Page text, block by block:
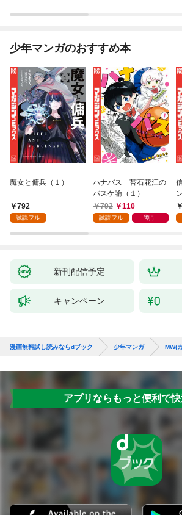
少年マンガのおすすめ本
魔女と傭兵（１）
792
試読フル
ハナバス 苔石花江の
バスケ論（１）
792
110
試読フル 割引
新刊配信予定
キャンペーン
漫画無料試し読みならdブック 少年マンガ MW(
アプリならもっと便利で快